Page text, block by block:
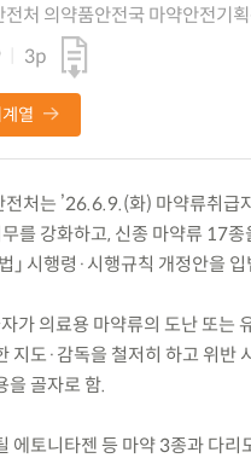
전처 의약품안전국 마약안전기
3p
열
전처는 ’26.6.9.(화) 마약류취급
를 강화하고, 신종 마약류 17종
」 시행령·시행규칙 개정안을
가 의료용 마약류의 도난 또는
지도·감독을 철저히 하고 위반
을 골자로 함.
에토니타젠 등 마약 3종과 다리